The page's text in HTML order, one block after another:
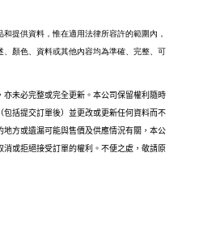
提供資料，惟在適用法律所容許的範圍內，
顏色、資料或其他內容均為準確、完整、可
未必完整或完全更新。本公司保留權利隨時
包括提交訂單後）並更改或更新任何資料而不
方或遺漏可能與售價及供應情況有關，本公
或拒絕接受訂單的權利。不便之處，敬請原